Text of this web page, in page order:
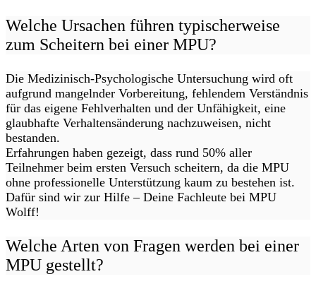
Welche Ursachen führen typischerweise
zum Scheitern bei einer MPU?
Die Medizinisch-Psychologische Untersuchung wird oft
aufgrund mangelnder Vorbereitung, fehlendem Verständnis
für das eigene Fehlverhalten und der Unfähigkeit, eine
glaubhafte Verhaltensänderung nachzuweisen, nicht
bestanden.
Erfahrungen haben gezeigt, dass rund 50% aller
Teilnehmer beim ersten Versuch scheitern, da die MPU
ohne professionelle Unterstützung kaum zu bestehen ist.
Dafür sind wir zur Hilfe – Deine Fachleute bei MPU
Wolff!
Welche Arten von Fragen werden bei einer
MPU gestellt?